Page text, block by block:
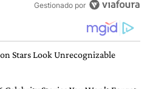
Gestionado por